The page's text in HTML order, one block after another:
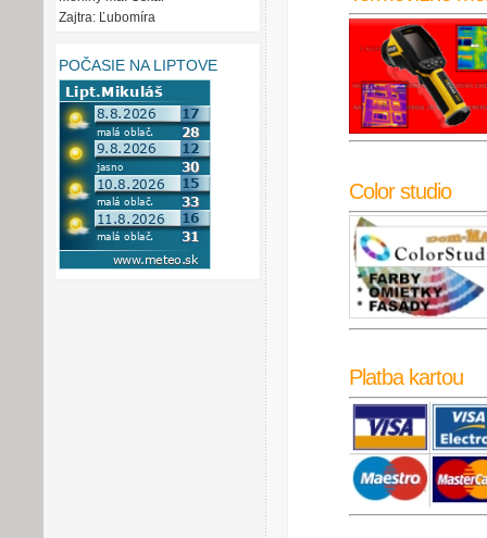
Zajtra: Ľubomíra
POČASIE NA LIPTOVE
Color studio
Platba kartou